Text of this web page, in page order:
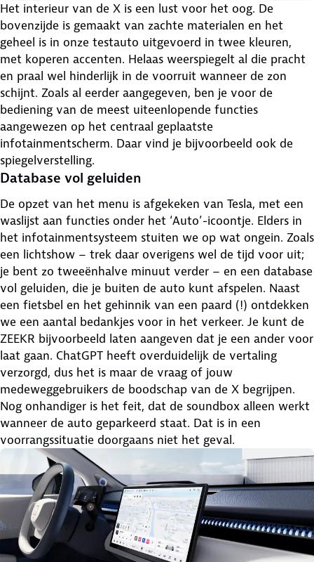
Het interieur van de X is een lust voor het oog. De
bovenzijde is gemaakt van zachte materialen en het
geheel is in onze testauto uitgevoerd in twee kleuren,
met koperen accenten. Helaas weerspiegelt al die pracht
en praal wel hinderlijk in de voorruit wanneer de zon
schijnt. Zoals al eerder aangegeven, ben je voor de
bediening van de meest uiteenlopende functies
aangewezen op het centraal geplaatste
infotainmentscherm. Daar vind je bijvoorbeeld ook de
spiegelverstelling.
Database vol geluiden
De opzet van het menu is afgekeken van Tesla, met een
waslijst aan functies onder het ‘Auto’-icoontje. Elders in
het infotainmentsysteem stuiten we op wat ongein. Zoals
een lichtshow – trek daar overigens wel de tijd voor uit;
je bent zo tweeënhalve minuut verder – en een database
vol geluiden, die je buiten de auto kunt afspelen. Naast
een fietsbel en het gehinnik van een paard (!) ontdekken
we een aantal bedankjes voor in het verkeer. Je kunt de
ZEEKR bijvoorbeeld laten aangeven dat je een ander voor
laat gaan. ChatGPT heeft overduidelijk de vertaling
verzorgd, dus het is maar de vraag of jouw
medeweggebruikers de boodschap van de X begrijpen.
Nog onhandiger is het feit, dat de soundbox alleen werkt
wanneer de auto geparkeerd staat. Dat is in een
voorrangssituatie doorgaans niet het geval.